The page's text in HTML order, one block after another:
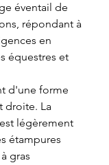
éventail de
répondant à
en
équestres et
d'une forme
droite. La
légèrement
étampures
gras